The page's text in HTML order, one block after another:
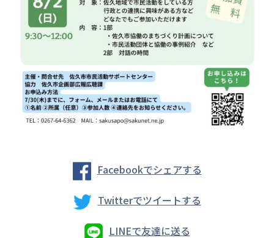
Facebookでシェアする
Twitterでツイートする
LINEで友達に送る